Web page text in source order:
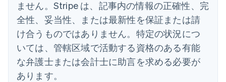
ません。Stripe は、記事内の情報の正確性、完
全性、妥当性、または最新性を保証または請
け合うものではありません。特定の状況につ
いては、管轄区域で活動する資格のある有能
な弁護士または会計士に助言を求める必要が
あります。
エストニア
English
オーストラリア
English
オーストリア
Deutsch English
オランダ
Nederlands